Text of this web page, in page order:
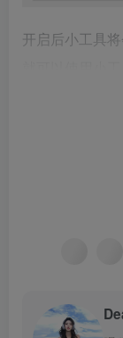
开启后小工具
我直接截图子